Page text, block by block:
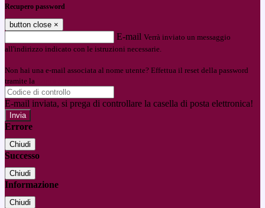
Recupero password
button close ×
E-mail Verrà inviato un messaggio
all'indirizzo indicato con le istruzioni necessarie.
Non hai una e-mail associata al nome utente? Effettua il reset della password
tramite la
E-mail inviata, si prega di controllare la casella di posta elettronica!
Errore
Chiudi
Successo
Chiudi
Informazione
Chiudi